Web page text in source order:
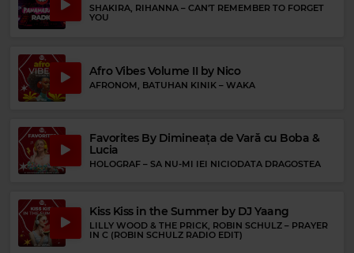
Rock 80s & 90s
ZZ TOP– SHARP DRESSED MAN VAR 2
SHAKIRA, RIHANNA – CAN'T REMEMBER TO FORGET
YOU
Afro Vibes Volume II by Nico
AFRONOM, BATUHAN KINIK – WAKA
Favorites By Dimineața de Vară cu Boba &
Lucia
HOLOGRAF – SA NU-MI IEI NICIODATA DRAGOSTEA
Kiss Kiss in the Summer by DJ Yaang
LILLY WOOD & THE PRICK, ROBIN SCHULZ – PRAYER
IN C (ROBIN SCHULZ RADIO EDIT)